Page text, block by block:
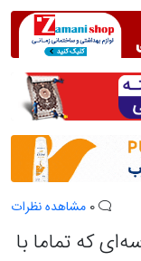
مشاهده نظرات
که تماما با